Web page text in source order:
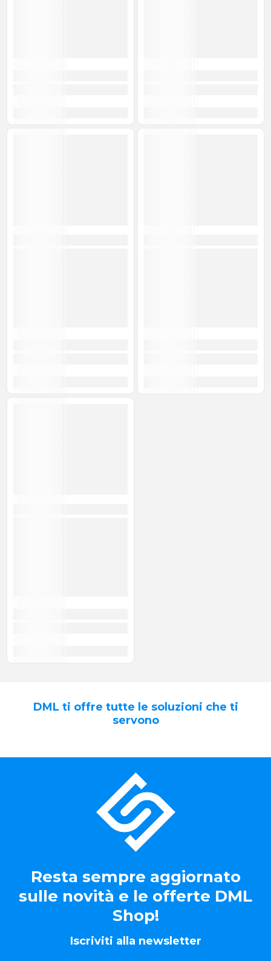
DML ti offre tutte le soluzioni che ti
servono
Resta sempre aggiornato
sulle novità e le offerte DML
Shop!
Iscriviti alla newsletter